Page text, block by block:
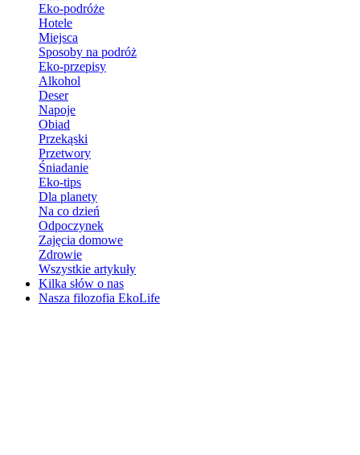
Eko-podróże
Hotele
Miejsca
Sposoby na podróż
Eko-przepisy
Alkohol
Deser
Napoje
Obiad
Przekąski
Przetwory
Śniadanie
Eko-tips
Dla planety
Na co dzień
Odpoczynek
Zajęcia domowe
Zdrowie
Wszystkie artykuły
Kilka słów o nas
Nasza filozofia EkoLife